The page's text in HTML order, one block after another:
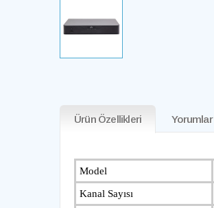
Ürün Özellikleri Yorumlar
Model
Kanal Sayısı